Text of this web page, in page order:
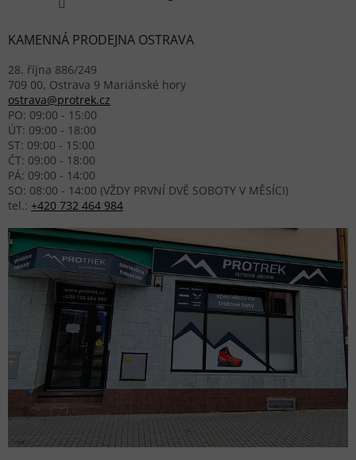
KAMENNÁ PRODEJNA OSTRAVA
28. října 886/249
709 00, Ostrava 9 Mariánské hory
ostrava@protrek.cz
PO: 09:00 - 15:00
ÚT: 09:00 - 18:00
ST: 09:00 - 15:00
ČT: 09:00 - 18:00
PÁ: 09:00 - 14:00
SO: 08:00 - 14:00 (VŽDY PRVNÍ DVĚ SOBOTY V MĚSÍCI)
tel.: +420 732 464 984